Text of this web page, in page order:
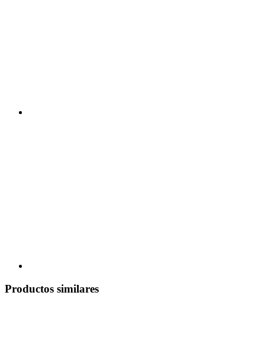
Productos similares